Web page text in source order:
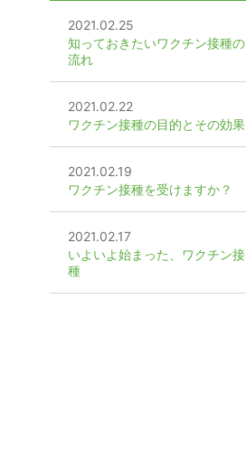
2021.02.25
知っておきたいワクチン接種の
流れ
2021.02.22
ワクチン接種の目的とその効果
2021.02.19
ワクチン接種を受けますか？
2021.02.17
いよいよ始まった、ワクチン接
種